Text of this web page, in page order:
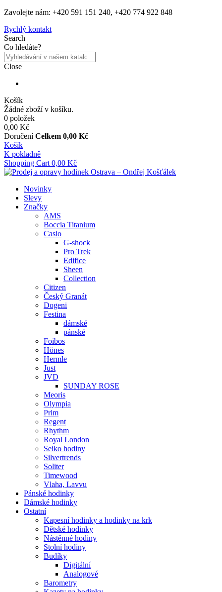
Zavolejte nám: +420 591 151 240, +420 774 922 848
Rychlý kontakt
Search
Co hledáte?
Close
Košík
Žádné zboží v košíku.
0 položek
0,00 Kč
Doručení Celkem 0,00 Kč
Košík
K pokladně
Shopping Cart 0,00 Kč
Novinky
Slevy
Značky
AMS
Boccia Titanium
Casio
G-shock
Pro Trek
Edifice
Sheen
Collection
Citizen
Český Granát
Dogeni
Festina
dámské
pánské
Foibos
Hönes
Hermle
Just
JVD
SUNDAY ROSE
Meoris
Olympia
Prim
Regent
Rhythm
Royal London
Seiko hodiny
Silvertrends
Soliter
Timewood
Vlaha, Lavvu
Pánské hodinky
Dámské hodinky
Ostatní
Kapesní hodinky a hodinky na krk
Dětské hodinky
Nástěnné hodiny
Stolní hodiny
Budíky
Digitální
Analogové
Barometry